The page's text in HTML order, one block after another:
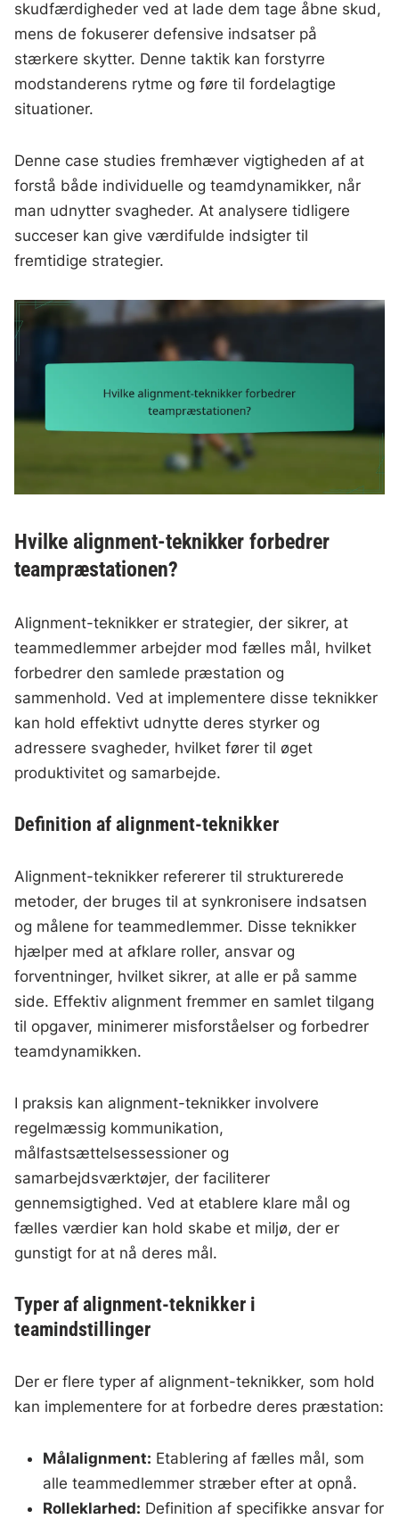
skudfærdigheder ved at lade dem tage åbne skud,
mens de fokuserer defensive indsatser på
stærkere skytter. Denne taktik kan forstyrre
modstanderens rytme og føre til fordelagtige
situationer.
Denne case studies fremhæver vigtigheden af at
forstå både individuelle og teamdynamikker, når
man udnytter svagheder. At analysere tidligere
succeser kan give værdifulde indsigter til
fremtidige strategier.
Hvilke alignment-teknikker forbedrer
teampræstationen?
Alignment-teknikker er strategier, der sikrer, at
teammedlemmer arbejder mod fælles mål, hvilket
forbedrer den samlede præstation og
sammenhold. Ved at implementere disse teknikker
kan hold effektivt udnytte deres styrker og
adressere svagheder, hvilket fører til øget
produktivitet og samarbejde.
Definition af alignment-teknikker
Alignment-teknikker refererer til strukturerede
metoder, der bruges til at synkronisere indsatsen
og målene for teammedlemmer. Disse teknikker
hjælper med at afklare roller, ansvar og
forventninger, hvilket sikrer, at alle er på samme
side. Effektiv alignment fremmer en samlet tilgang
til opgaver, minimerer misforståelser og forbedrer
teamdynamikken.
I praksis kan alignment-teknikker involvere
regelmæssig kommunikation,
målfastsættelsessessioner og
samarbejdsværktøjer, der faciliterer
gennemsigtighed. Ved at etablere klare mål og
fælles værdier kan hold skabe et miljø, der er
gunstigt for at nå deres mål.
Typer af alignment-teknikker i
teamindstillinger
Der er flere typer af alignment-teknikker, som hold
kan implementere for at forbedre deres præstation:
Målalignment: Etablering af fælles mål, som
alle teammedlemmer stræber efter at opnå.
Rolleklarhed: Definition af specifikke ansvar for